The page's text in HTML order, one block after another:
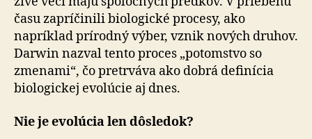
času zapríčinili biologické procesy, ako
napríklad prírodný výber, vznik nových druhov.
Darwin nazval tento proces „potomstvo so
zmenami“, čo pretrváva ako dobrá definícia
biologickej evolúcie aj dnes.
Nie je evolúcia len dôsledok?